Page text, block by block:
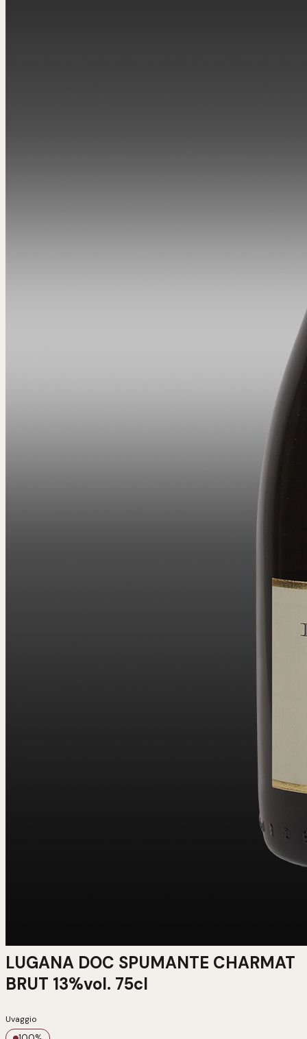
LUGANA DOC SPUMANTE CHARMAT
BRUT 13%vol. 75cl
Uvaggio